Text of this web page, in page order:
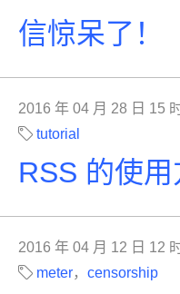
信惊呆了！
2016 年 04 月 28 日 15
tutorial
RSS 的使用
2016 年 04 月 12 日 12
meter， censorship